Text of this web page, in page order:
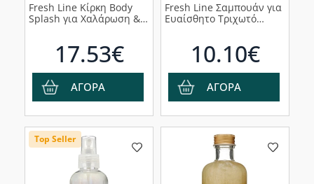
Fresh Line Κίρκη Body
Splash για Χαλάρωση &
17.53€
ΑΓΟΡΑ
Fresh Line Σαμπουάν για
Ευαίσθητο Τριχωτό
10.10€
ΑΓΟΡΑ
Top Seller